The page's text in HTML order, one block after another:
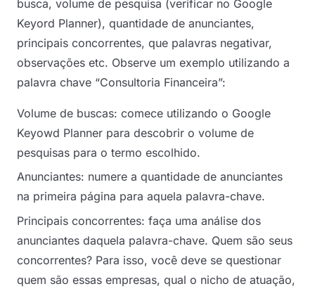
busca, volume de pesquisa (verificar no Google
Keyord Planner), quantidade de anunciantes,
principais concorrentes, que palavras negativar,
observações etc. Observe um exemplo utilizando a
palavra chave “Consultoria Financeira”:
Volume de buscas: comece utilizando o Google
Keyowd Planner para descobrir o volume de
pesquisas para o termo escolhido.
Anunciantes: numere a quantidade de anunciantes
na primeira página para aquela palavra-chave.
Principais concorrentes: faça uma análise dos
anunciantes daquela palavra-chave. Quem são seus
concorrentes? Para isso, você deve se questionar
quem são essas empresas, qual o nicho de atuação,